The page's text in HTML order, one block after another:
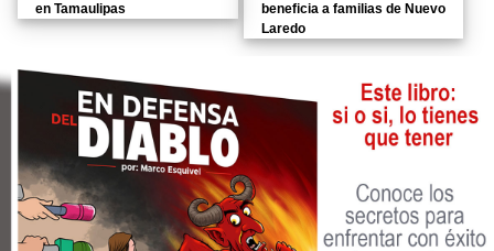
en Tamaulipas
beneficia a familias de Nuevo
Laredo